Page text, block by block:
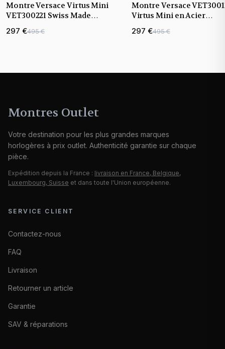
Montre Versace Virtus Mini
VET300221 Swiss Made
bracelet acier inoxydable
297 €495 €
Montre Versace
Virtus Mini en Acier
Inoxydable Poli
297 €495 €
Montres Outlet
Votre destination pour les plus grandes marques
horlogères à prix outlet. Authenticité garantie sur chaque
pièce.
Expédition depuis la France : livraison en France, Belgique,
Luxembourg, Suisse et dans toute l'Union européenne.
SERVICE CLIENT
Contactez-nous
FAQ
Livraison
Retourner un article
Garantie
SAV & réparations